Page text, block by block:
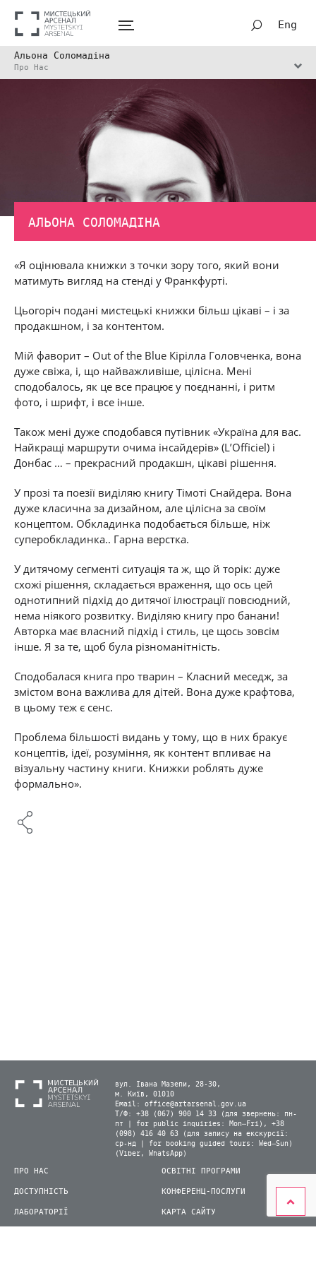
Eng
Альона Соломадіна
Про Нас
АЛЬОНА СОЛОМАДІНА
«Я оцінювала книжки з точки зору того, який вони
матимуть вигляд на стенді у Франкфурті.
Цьогоріч подані мистецькі книжки більш цікаві – і за
продакшном, і за контентом.
Мій фаворит – Out of the Blue Кірілла Головченка, вона
дуже свіжа, і, що найважливіше, цілісна. Мені
сподобалось, як це все працює у поєднанні, і ритм
фото, і шрифт, і все інше.
Також мені дуже сподобався путівник «Україна для вас.
Найкращі маршрути очима інсайдерів» (L’Officiel) і
Донбас … – прекрасний продакшн, цікаві рішення.
У прозі та поезії виділяю книгу Тімоті Снайдера. Вона
дуже класична за дизайном, але цілісна за своїм
концептом. Обкладинка подобається більше, ніж
суперобкладинка.. Гарна верстка.
У дитячому сегменті ситуація та ж, що й торік: дуже
схожі рішення, складається враження, що ось цей
однотипний підхід до дитячої ілюстрації повсюдний,
нема ніякого розвитку. Виділяю книгу про банани!
Авторка має власний підхід і стиль, це щось зовсім
інше. Я за те, щоб була різноманітність.
Сподобалася книга про тварин – Класний меседж, за
змістом вона важлива для дітей. Вона дуже крафтова,
в цьому теж є сенс.
Проблема більшості видань у тому, що в них бракує
концептів, ідеї, розуміння, як контент впливає на
візуальну частину книги. Книжки роблять дуже
формально».
вул. Івана Мазепи, 28-30,
м. Київ, 01010
Email: office@artarsenal.gov.ua
Т/Ф: +38 (067) 900 14 33 (для звернень: пн-
пт | for public inquiries: Mon–Fri), +38
(098) 416 40 63 (для запису на екскурсії:
ср-нд | for booking guided tours: Wed–Sun)
(Viber, WhatsApp)
ПРО НАС
ДОСТУПНІСТЬ
ЛАБОРАТОРІЇ
ОСВІТНІ ПРОГРАМИ
КОНФЕРЕНЦ-ПОСЛУГИ
КАРТА САЙТУ